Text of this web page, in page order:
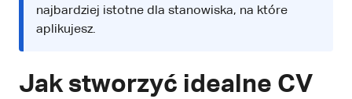
najbardziej istotne dla stanowiska, na które
aplikujesz.
Jak stworzyć idealne CV